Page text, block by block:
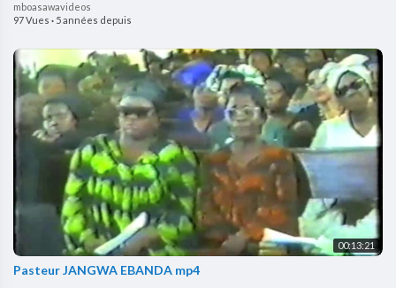
mboasawavideos
97 Vues · 5 années depuis
00:13:21
Pasteur JANGWA EBANDA mp4